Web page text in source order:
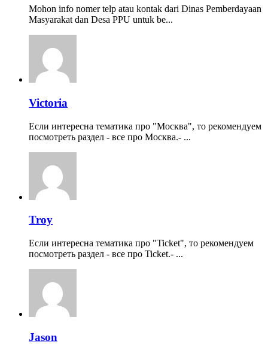
Mohon info nomer telp atau kontak dari Dinas Pemberdayaan
Masyarakat dan Desa PPU untuk be...
Victoria
Если интересна тематика про "Москва", то рекомендуем
посмотреть раздел - все про Москва.- ...
Troy
Если интересна тематика про "Ticket", то рекомендуем
посмотреть раздел - все про Ticket.- ...
Jason